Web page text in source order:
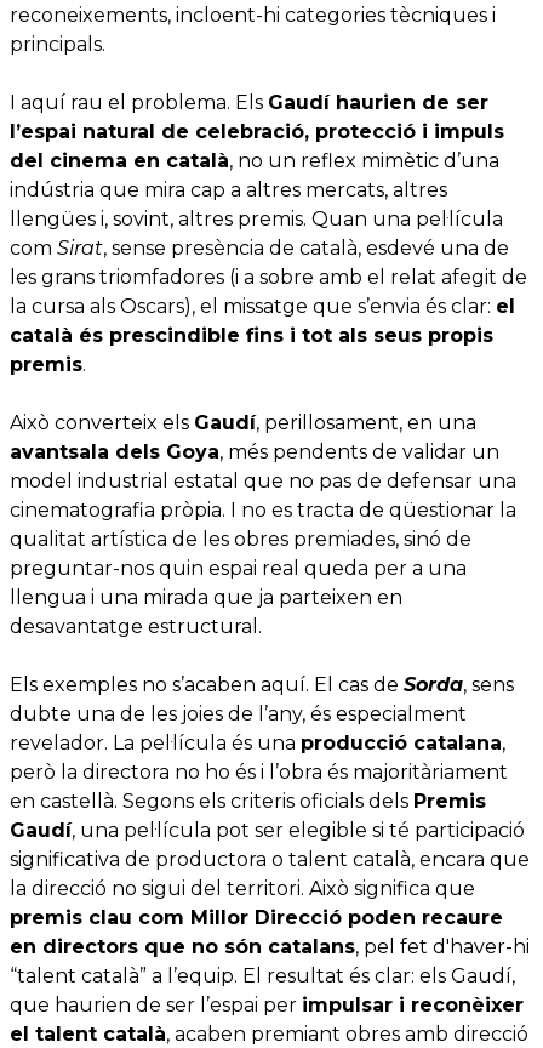
reconeixements, incloent-hi categories tècniques i
principals.
I aquí rau el problema. Els Gaudí haurien de ser
l’espai natural de celebració, protecció i impuls
del cinema en català, no un reflex mimètic d’una
indústria que mira cap a altres mercats, altres
llengües i, sovint, altres premis. Quan una pel·lícula
com Sirat, sense presència de català, esdevé una de
les grans triomfadores (i a sobre amb el relat afegit de
la cursa als Oscars), el missatge que s’envia és clar: el
català és prescindible fins i tot als seus propis
premis.
Això converteix els Gaudí, perillosament, en una
avantsala dels Goya, més pendents de validar un
model industrial estatal que no pas de defensar una
cinematografia pròpia. I no es tracta de qüestionar la
qualitat artística de les obres premiades, sinó de
preguntar-nos quin espai real queda per a una
llengua i una mirada que ja parteixen en
desavantatge estructural.
Els exemples no s’acaben aquí. El cas de Sorda, sens
dubte una de les joies de l’any, és especialment
revelador. La pel·lícula és una producció catalana,
però la directora no ho és i l’obra és majoritàriament
en castellà. Segons els criteris oficials dels Premis
Gaudí, una pel·lícula pot ser elegible si té participació
significativa de productora o talent català, encara que
la direcció no sigui del territori. Això significa que
premis clau com Millor Direcció poden recaure
en directors que no són catalans, pel fet d'haver-hi
“talent català” a l’equip. El resultat és clar: els Gaudí,
que haurien de ser l’espai per impulsar i reconèixer
el talent català, acaben premiant obres amb direcció